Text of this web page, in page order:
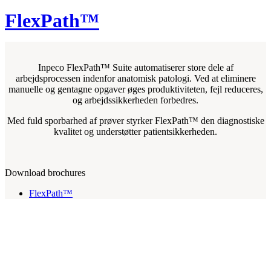
FlexPath™
Inpeco FlexPath™ Suite automatiserer store dele af
arbejdsprocessen indenfor anatomisk patologi. Ved at eliminere
manuelle og gentagne opgaver øges produktiviteten, fejl reduceres,
og arbejdssikkerheden forbedres.
Med fuld sporbarhed af prøver styrker FlexPath™ den diagnostiske
kvalitet og understøtter patientsikkerheden.
Download brochures
FlexPath™